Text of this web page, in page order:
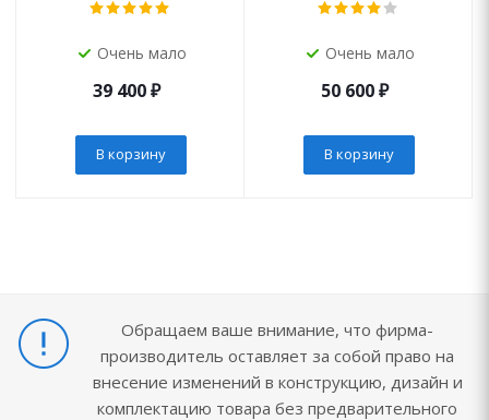
Очень мало
39 400₽
В корзину
Очень мало
50 600₽
В корзину
Обращаем ваше внимание, что фирма-
производитель оставляет за собой право на
внесение изменений в конструкцию, дизайн и
комплектацию товара без предварительного